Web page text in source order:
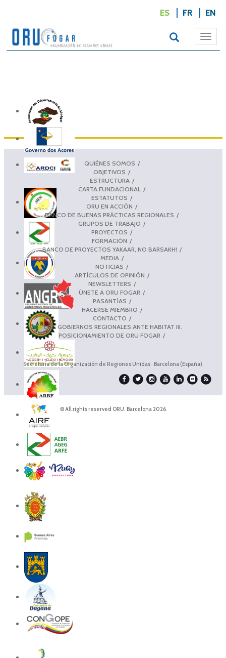
ES FR EN
QUIÉNES SOMOS
OBJETIVOS
ESTRUCTURA
CARTA FUNDACIONAL
ESTATUTOS
ORU EN ACCIÓN
BANCO DE BUENAS PRÁCTICAS REGIONALES
GRUPOS DE TRABAJO
PROYECTOS
FORMACIÓN
BANCO DE PROYECTOS YAKAAR, NO BARSAKH!
MEDIA
NOTICIAS
ARTÍCULOS DE OPINIÓN
NEWSLETTERS
ÚNETE A ORU FOGAR
PASANTÍAS
HACERSE MIEMBRO
CONTACTO
LOS GOBIERNOS REGIONALES ANTE HABITAT III.
POSICIONAMIENTO DE ORU FOGAR
Secretaría de la Organización de Regiones Unidas · Barcelona (España)
© All rights reserved ORU. Barcelona 2026